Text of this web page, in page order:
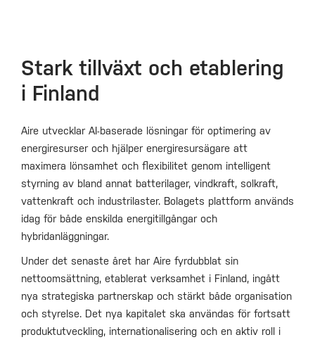
Stark tillväxt och etablering
i Finland
Aire utvecklar AI-baserade lösningar för optimering av
energiresurser och hjälper energiresursägare att
maximera lönsamhet och flexibilitet genom intelligent
styrning av bland annat batterilager, vindkraft, solkraft,
vattenkraft och industrilaster. Bolagets plattform används
idag för både enskilda energitillgångar och
hybridanläggningar.
Under det senaste året har Aire fyrdubblat sin
nettoomsättning, etablerat verksamhet i Finland, ingått
nya strategiska partnerskap och stärkt både organisation
och styrelse. Det nya kapitalet ska användas för fortsatt
produktutveckling, internationalisering och en aktiv roll i